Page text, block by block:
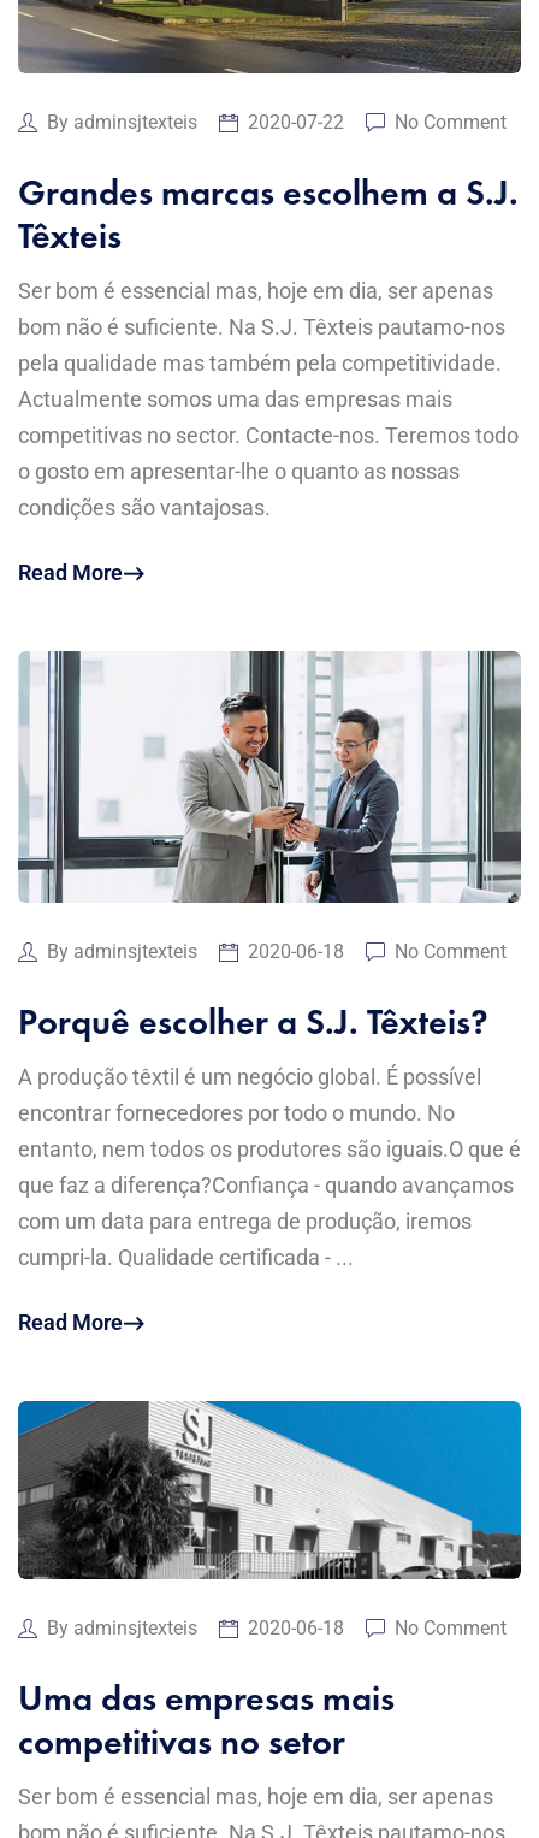
By adminsjtexteis 2020-07-22 No Comment
Grandes marcas escolhem a S.J.
Têxteis
Ser bom é essencial mas, hoje em dia, ser apenas
bom não é suficiente. Na S.J. Têxteis pautamo-nos
pela qualidade mas também pela competitividade.
Actualmente somos uma das empresas mais
competitivas no sector. Contacte-nos. Teremos todo
o gosto em apresentar-lhe o quanto as nossas
condições são vantajosas.
Read More
By adminsjtexteis 2020-06-18 No Comment
Porquê escolher a S.J. Têxteis?
A produção têxtil é um negócio global. É possível
encontrar fornecedores por todo o mundo. No
entanto, nem todos os produtores são iguais.O que é
que faz a diferença?Confiança - quando avançamos
com um data para entrega de produção, iremos
cumpri-la. Qualidade certificada - ...
Read More
By adminsjtexteis 2020-06-18 No Comment
Uma das empresas mais
competitivas no setor
Ser bom é essencial mas, hoje em dia, ser apenas
bom não é suficiente. Na S.J. Têxteis pautamo-nos